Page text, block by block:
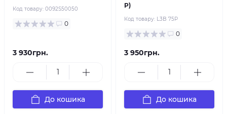
Код товару: 0092S50050
0
3 930грн.
До кошика
P)
Код товару: L3B 75P
0
3 950грн.
До кошика